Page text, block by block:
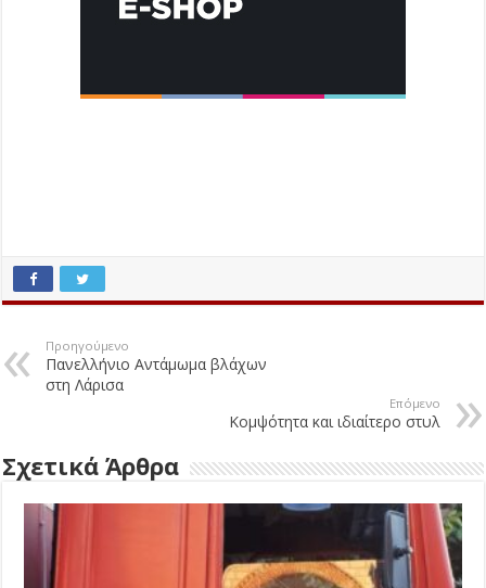
Προηγούμενο
Πανελλήνιο Αντάμωμα βλάχων
στη Λάρισα
Επόμενο
Κομψότητα και ιδιαίτερο στυλ
Σχετικά Άρθρα